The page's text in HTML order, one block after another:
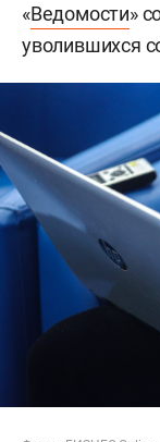
«Ведомости»
уволившихся